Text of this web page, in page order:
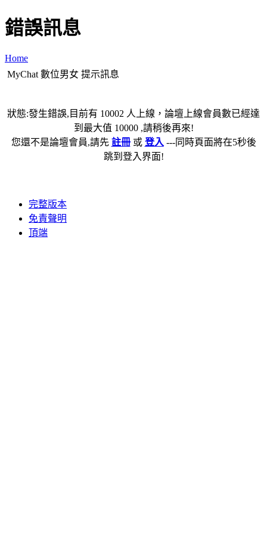
錯誤訊息
Home
MyChat 數位男女 提示訊息
狀態:發生錯誤,目前有 10002 人上線，論壇上線會員數已經達
到最大值 10000 ,請稍後再來!
您還不是論壇會員,請先 註冊或 登入 ---同時頁面將在5秒後
跳到登入界面!
完整版本
免責聲明
頂端